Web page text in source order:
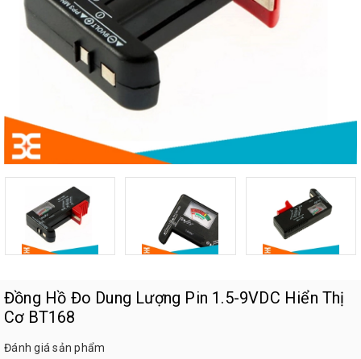
Đồng Hồ Đo Dung Lượng Pin 1.5-9VDC Hiển Thị
Cơ BT168
Đánh giá sản phẩm